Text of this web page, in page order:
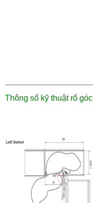
Thông số kỹ thuật rổ góc